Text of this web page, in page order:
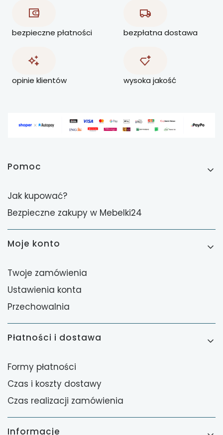
bezpieczne płatności bezpłatna dostawa
opinie klientów wysoka jakość
Linki w stopce
Pomoc
Jak kupować?
Bezpieczne zakupy w Mebelki24
Moje konto
Twoje zamówienia
Ustawienia konta
Przechowalnia
Płatności i dostawa
Formy płatności
Czas i koszty dostawy
Czas realizacji zamówienia
Informacje